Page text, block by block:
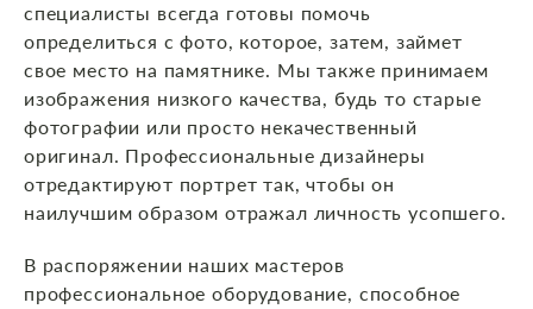
специалисты всегда готовы помочь
определиться с фото, которое, затем, займет
свое место на памятнике. Мы также принимаем
изображения низкого качества, будь то старые
фотографии или просто некачественный
оригинал. Профессиональные дизайнеры
отредактируют портрет так, чтобы он
наилучшим образом отражал личность усопшего.
В распоряжении наших мастеров
профессиональное оборудование, способное